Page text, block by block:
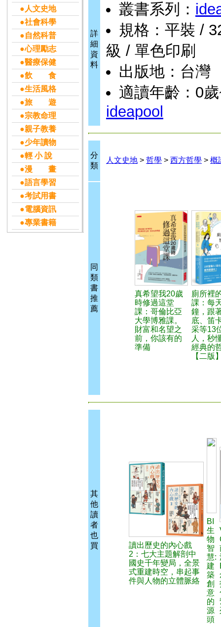
●人文史地
●社會科學
●自然科普
●心理勵志
●醫療保健
●飲 食
●生活風格
●旅 遊
●宗教命理
●親子教養
●少年讀物
●輕 小 說
●漫 畫
●語言學習
●考試用書
●電腦資訊
●專業書籍
詳
細
資
料
叢書系列：
規格：平裝 /
級 / 單色印刷
出版地：台灣
適讀年齡：0
ideapool
分
類
人文史地 > 哲學 > 西方哲學 > 概
同
類
書
推
薦
真希望我20歲
時修過這堂
課：哥倫比亞
大學博雅課。
財富和名望之
前，你該有的
準備
廁所裡
課：每
鐘，跟
底、笛
采等13
人，秒
經典的
【二版
其
他
讀
者
也
買
讀出歷史的內心戲
2：七大主題解剖中
國史千年變局，全景
式重建時空，串起事
件與人物的立體脈絡
BI
生
物
智
慧:
建
築
創
意
的
源
頭